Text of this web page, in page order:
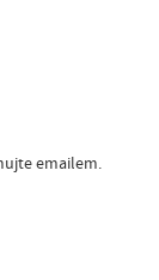
emailem.